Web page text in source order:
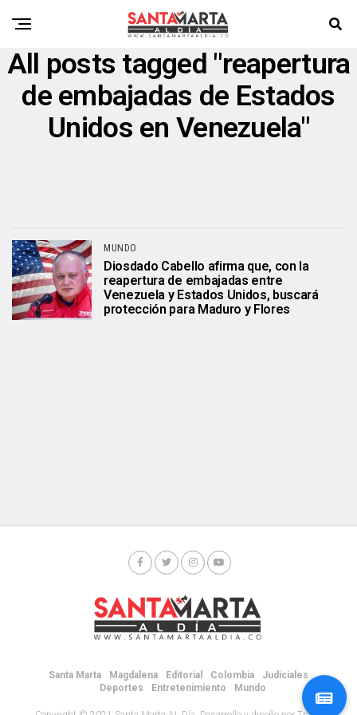
All posts tagged "reapertura
de embajadas de Estados
Unidos en Venezuela"
MUNDO
Diosdado Cabello afirma que, con la
reapertura de embajadas entre
Venezuela y Estados Unidos, buscará
protección para Maduro y Flores
Santa Marta Magdalena Editorial Colombia
Judiciales
Deportes
Entretenimiento Mundo